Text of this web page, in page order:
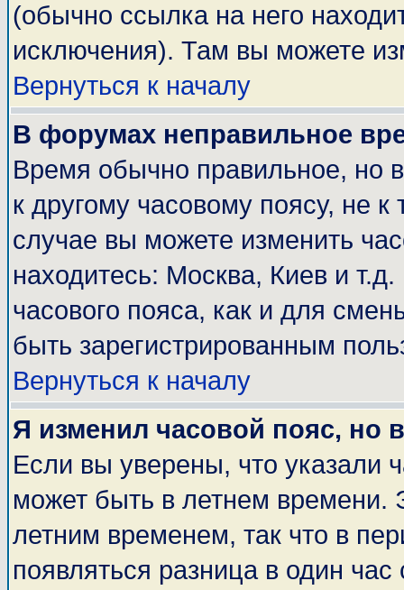
(обычно ссылка на него
исключения). Там вы можете
Вернуться к началу
В форумах неправильное
Время обычно правильное, но
к другому часовому поясу, не
случае вы можете изменить
находитесь: Москва, Киев и
часового пояса, как и для
быть зарегистрированным
Вернуться к началу
Я изменил часовой пояс, но
Если вы уверены, что указали
может быть в летнем времени.
летним временем, так что в
появляться разница в один